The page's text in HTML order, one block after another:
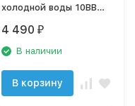
холодной воды 10ВВ
4 490 ₽
В наличии
В корзину